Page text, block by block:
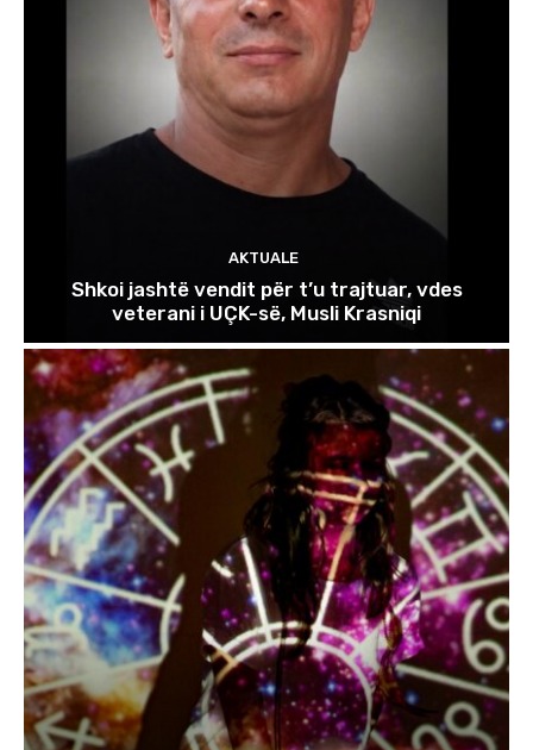
AKTUALE
Shkoi jashtë vendit për t’u trajtuar, vdes
veterani i UÇK-së, Musli Krasniqi